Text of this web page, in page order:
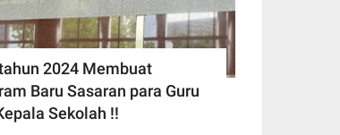
2024 Membuat
Baru Sasaran para Guru
Sekolah !!